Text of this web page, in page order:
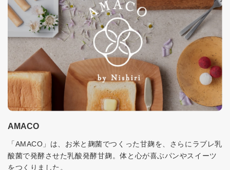
AMACO
「AMACO」は、お米と麹菌でつくった甘麹を、さらにラブレ乳
酸菌で発酵させた乳酸発酵甘麹。体と心が喜ぶパンやスイーツ
をつくりました。